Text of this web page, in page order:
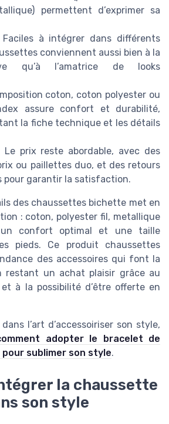
permettent d’exprimer sa
à intégrer dans différents
conviennent aussi bien à la
qu’à l’amatrice de looks
coton, coton polyester ou
assure confort et durabilité,
la fiche technique et les détails
Le prix reste abordable, avec des
ou paillettes duo, et des retours
pour garantir la satisfaction.
des chaussettes bichette met en
: coton, polyester fil, metallique
un confort optimal et une taille
pieds. Ce produit chaussettes
des accessoires qui font la
restant un achat plaisir grâce au
à la possibilité d’être offerte en
l’art d’accessoiriser son style,
adopter le bracelet de
sublimer son style.
la chaussette
son style